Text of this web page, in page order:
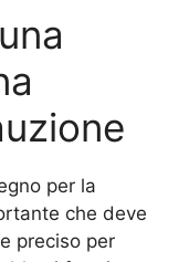
per la
che deve
preciso per